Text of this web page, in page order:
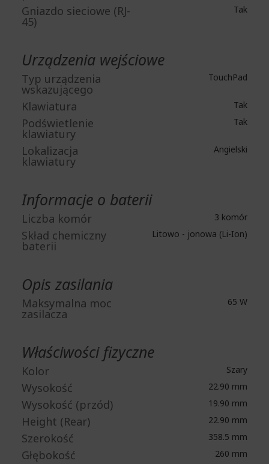
Gniazdo sieciowe (RJ-
45)
Tak
Urządzenia wejściowe
Typ urządzenia
wskazującego
TouchPad
Klawiatura Tak
Podświetlenie
klawiatury
Tak
Lokalizacja
klawiatury
Angielski
Informacje o baterii
Liczba komór 3 komór
Skład chemiczny
baterii
Litowo - jonowa (Li-Ion)
Opis zasilania
Maksymalna moc
zasilacza
65 W
Właściwości fizyczne
Kolor Szary
Wysokość 22.90 mm
Wysokość (przód) 19.90 mm
Height (Rear) 22.90 mm
Szerokość 358.5 mm
Głębokość 260 mm